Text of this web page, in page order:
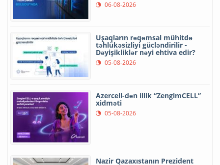
06-08-2026
Uşaqların rəqəmsal mühitdə
təhlükəsizliyi gücləndirilir -
Dəyişikliklər nəyi ehtiva edir?
05-08-2026
Azercell-dən illik “ZengimCELL”
xidməti
05-08-2026
Nazir Qazaxıstanın Prezident